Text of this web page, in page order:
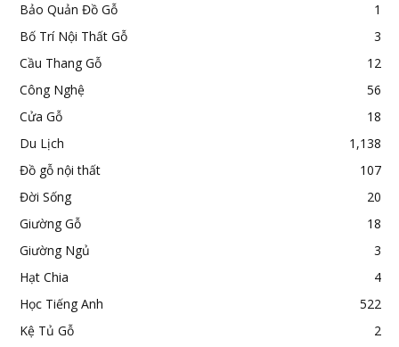
Bảo Quản Đồ Gỗ
1
Bố Trí Nội Thất Gỗ
3
Cầu Thang Gỗ
12
Công Nghệ
56
Cửa Gỗ
18
Du Lịch
1,138
Đồ gỗ nội thất
107
Đời Sống
20
Giường Gỗ
18
Giường Ngủ
3
Hạt Chia
4
Học Tiếng Anh
522
Kệ Tủ Gỗ
2